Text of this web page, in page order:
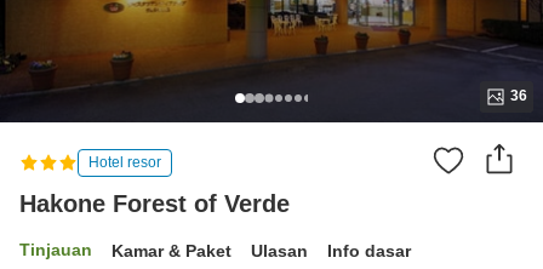
36
Hotel resor
Hakone Forest of Verde
Tinjauan Kamar & Paket Ulasan Info dasar